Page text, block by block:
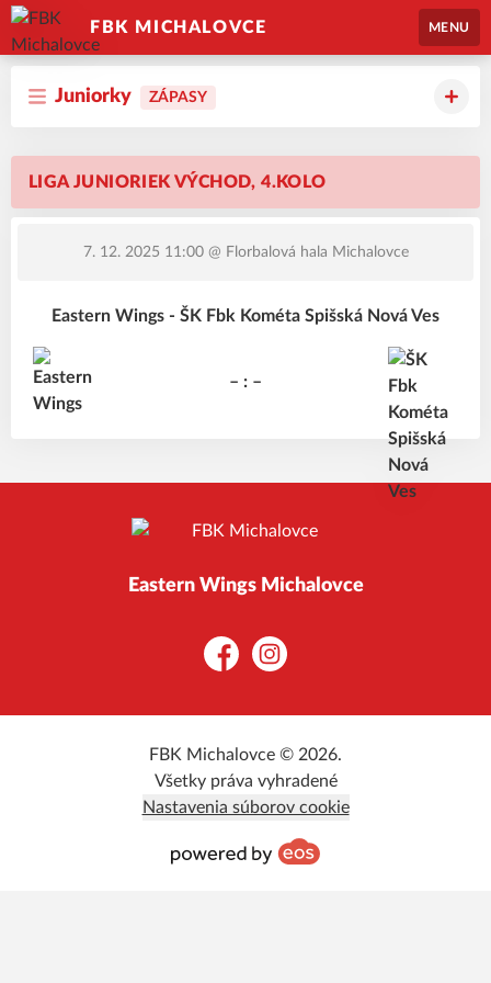
FBK MICHALOVCE MENU
Juniorky ZÁPASY
LIGA JUNIORIEK VÝCHOD, 4.KOLO
7. 12. 2025 11:00@ Florbalová hala Michalovce
Eastern Wings - ŠK Fbk Kométa Spišská Nová Ves
– : –
Eastern Wings Michalovce
FacebookInstagram
FBK Michalovce © 2026.
Všetky práva vyhradené
Nastavenia súborov cookie